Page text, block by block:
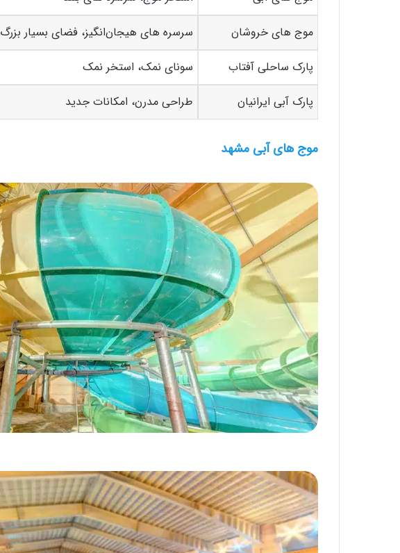
موج‌ های خروشان
سرسره‌ های هیجان‌انگیز، فضای بسیار بزرگ
پارک ساحلی آفتاب
سونای نمک، استخر نمک
پارک آبی ایرانیان
طراحی مدرن، امکانات جدید
موج‌ های آبی مشهد